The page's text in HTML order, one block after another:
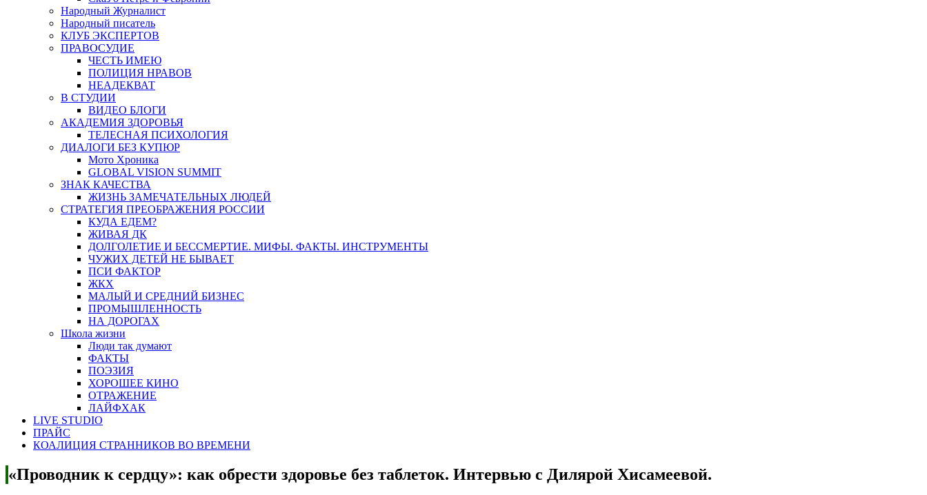
Народный Журналист
Народный писатель
КЛУБ ЭКСПЕРТОВ
ПРАВОСУДИЕ
ЧЕСТЬ ИМЕЮ
ПОЛИЦИЯ НРАВОВ
НЕАДЕКВАТ
В СТУДИИ
ВИДЕО БЛОГИ
АКАДЕМИЯ ЗДОРОВЬЯ
ТЕЛЕСНАЯ ПСИХОЛОГИЯ
ДИАЛОГИ БЕЗ КУПЮР
Мото Хроника
GLOBAL VISION SUMMIT
ЗНАК КАЧЕСТВА
ЖИЗНЬ ЗАМЕЧАТЕЛЬНЫХ ЛЮДЕЙ
СТРАТЕГИЯ ПРЕОБРАЖЕНИЯ РОССИИ
КУДА ЕДЕМ?
ЖИВАЯ ДК
ДОЛГОЛЕТИЕ И БЕССМЕРТИЕ. МИФЫ. ФАКТЫ. ИНСТРУМЕНТЫ
ЧУЖИХ ДЕТЕЙ НЕ БЫВАЕТ
ПСИ ФАКТОР
ЖКХ
МАЛЫЙ И СРЕДНИЙ БИЗНЕС
ПРОМЫШЛЕННОСТЬ
НА ДОРОГАХ
Школа жизни
Люди так думают
ФАКТЫ
ПОЭЗИЯ
ХОРОШЕЕ КИНО
ОТРАЖЕНИЕ
ЛАЙФХАК
LIVE STUDIO
ПРАЙС
КОАЛИЦИЯ СТРАННИКОВ ВО ВРЕМЕНИ
«Проводник к сердцу»: как обрести здоровье без таблеток. Интервью с Дилярой Хисамеевой.